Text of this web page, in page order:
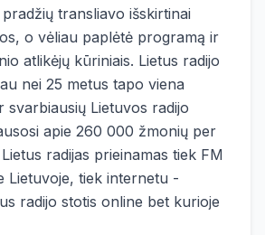
transliavo išskirtinai
o vėliau paplėtė programą ir
atlikėjų kūriniais. Lietus radijo
nei 25 metus tapo viena
svarbiausių Lietuvos radijo
apie 260 000 žmonių per
radijas prieinamas tiek FM
Lietuvoje, tiek internetu -
radijo stotis online bet kurioje